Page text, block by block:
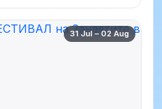
31 Jul – 02 Aug